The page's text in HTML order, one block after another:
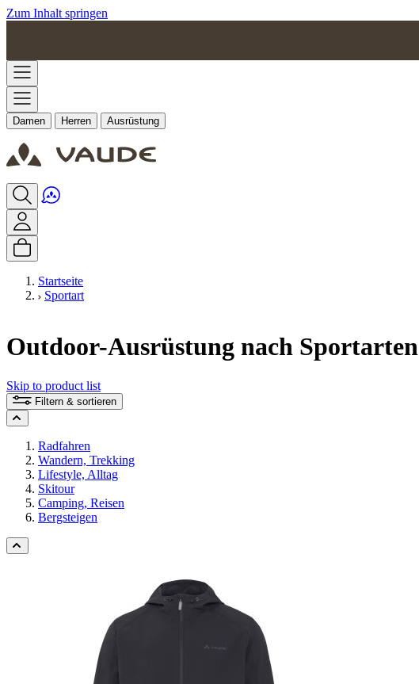
Zum Inhalt springen
Damen Herren Ausrüstung
Startseite
Sportart
Outdoor-Ausrüstung nach Sportarten
Skip to product list
Filtern & sortieren
Radfahren
Wandern, Trekking
Lifestyle, Alltag
Skitour
Camping, Reisen
Bergsteigen